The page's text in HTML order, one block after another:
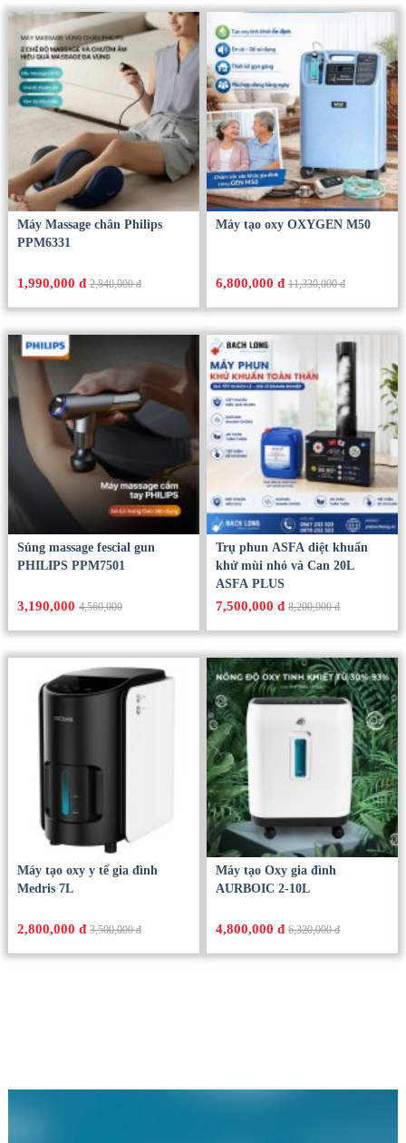
Máy Massage chân Philips
PPM6331
1,990,000 đ 2,840,000 đ
Máy tạo oxy OXYGEN M50
6,800,000 đ 11,330,000 đ
Súng massage fescial gun
PHILIPS PPM7501
3,190,0004,560,000
Trụ phun ASFA diệt khuẩn
khử mùi nhỏ và Can 20L
ASFA PLUS
7,500,000 đ 8,200,000 đ
Máy tạo oxy y tế gia đình
Medris 7L
2,800,000 đ 3,500,000 đ
Máy tạo Oxy gia đình
AURBOIC 2-10L
4,800,000 đ 6,320,000 đ